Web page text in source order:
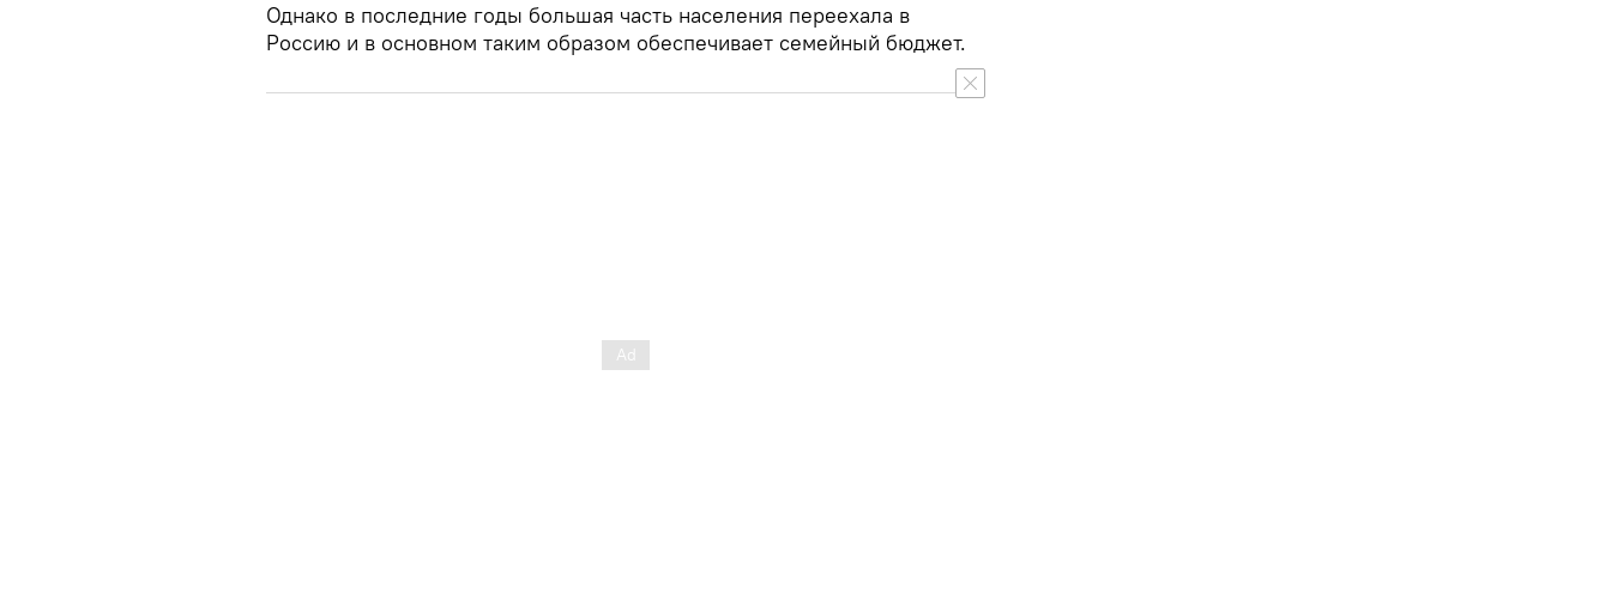
Однако в последние годы большая часть населения переехала в
Россию и в основном таким образом обеспечивает семейный бюджет.